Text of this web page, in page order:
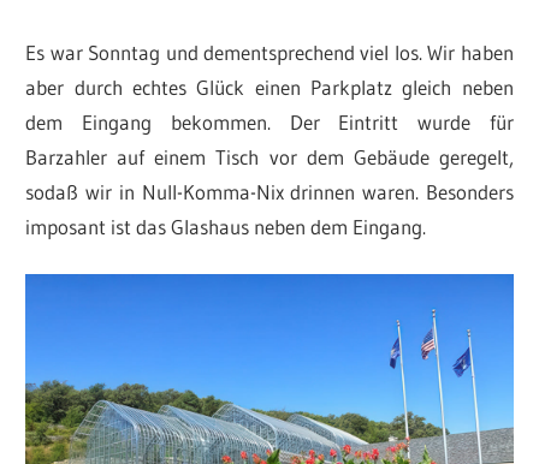
Es war Sonntag und dementsprechend viel los. Wir haben
aber durch echtes Glück einen Parkplatz gleich neben
dem Eingang bekommen. Der Eintritt wurde für
Barzahler auf einem Tisch vor dem Gebäude geregelt,
sodaß wir in Null-Komma-Nix drinnen waren. Besonders
imposant ist das Glashaus neben dem Eingang.